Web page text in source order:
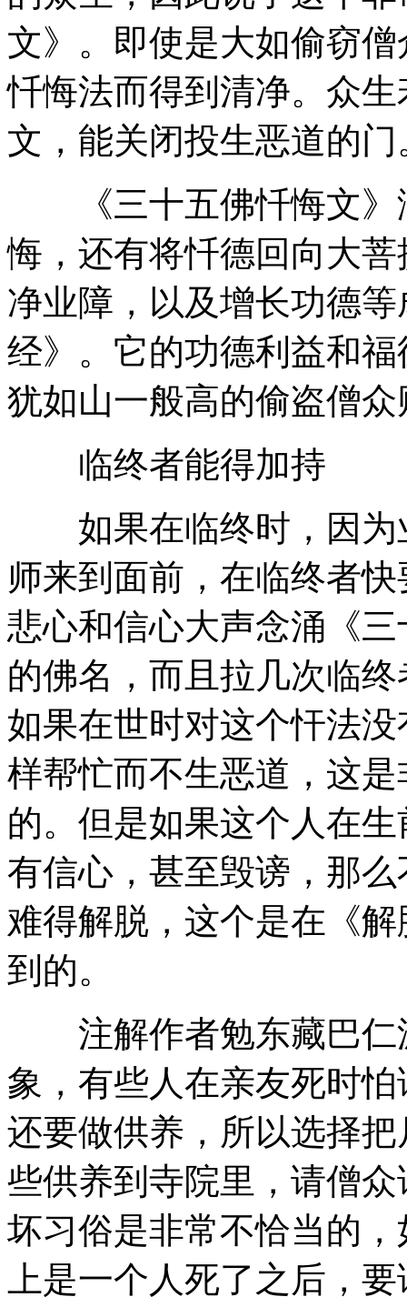
文》。即使是大如偷窃
忏悔法而得到清净。众
文，能关闭投生恶道的门
《三十五佛忏悔文》
悔，还有将忏德回向大
净业障，以及增长功德
经》。它的功德利益和
犹如山一般高的偷盗僧
临终者能得加持
如果在临终时，因为
师来到面前，在临终者
悲心和信心大声念涌《
的佛名，而且拉几次临
如果在世时对这个忓法
样帮忙而不生恶道，这
的。但是如果这个人在
有信心，甚至毁谤，那
难得解脱，这个是在《
到的。
注解作者勉东藏巴仁
象，有些人在亲友死时
还要做供养，所以选择
些供养到寺院里，请僧
坏习俗是非常不恰当的
上是一个人死了之后，